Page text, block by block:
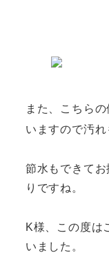
また、こちらの
いますので汚れ
節水もできて
りですね。
K様、この度は
いました。